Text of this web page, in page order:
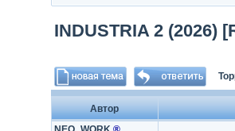
INDUSTRIA 2 (2026)
Автор